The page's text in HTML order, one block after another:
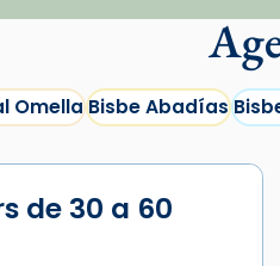
OmellaBisbe Abadías
de 30 a 60